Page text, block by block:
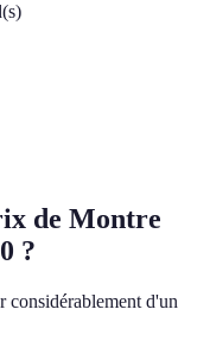
de Montre
?
considérablement d'un